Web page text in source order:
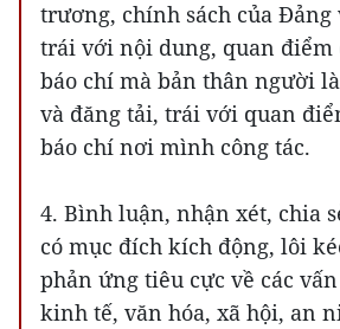
trương, chính sách của Đảng
trái với nội dung, quan điểm
báo chí mà bản thân người
và đăng tải, trái với quan
báo chí nơi mình công tác.
4. Bình luận, nhận xét, chia
có mục đích kích động, lôi
phản ứng tiêu cực về các
kinh tế, văn hóa, xã hội, an